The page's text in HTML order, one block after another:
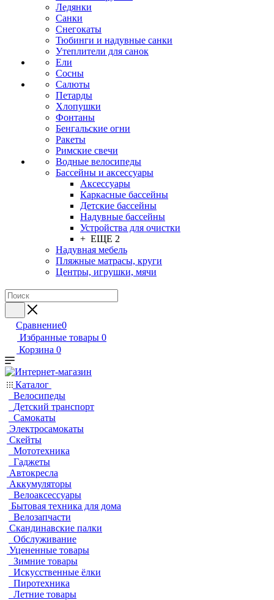
Ледянки
Санки
Снегокаты
Тюбинги и надувные санки
Утеплители для санок
Ели
Сосны
Салюты
Петарды
Хлопушки
Фонтаны
Бенгальские огни
Ракеты
Римские свечи
Водные велосипеды
Бассейны и аксессуары
Аксессуары
Каркасные бассейны
Детские бассейны
Надувные бассейны
Устройства для очистки
+ ЕЩЕ 2
Надувная мебель
Пляжные матрасы, круги
Центры, игрушки, мячи
Сравнение0
Избранные товары 0
Корзина 0
Каталог
Велосипеды
Детский транспорт
Самокаты
Электросамокаты
Скейты
Мототехника
Гаджеты
Автокресла
Аккумуляторы
Велоаксессуары
Бытовая техника для дома
Велозапчасти
Скандинавские палки
Обслуживание
Уцененные товары
Зимние товары
Искусственные ёлки
Пиротехника
Летние товары